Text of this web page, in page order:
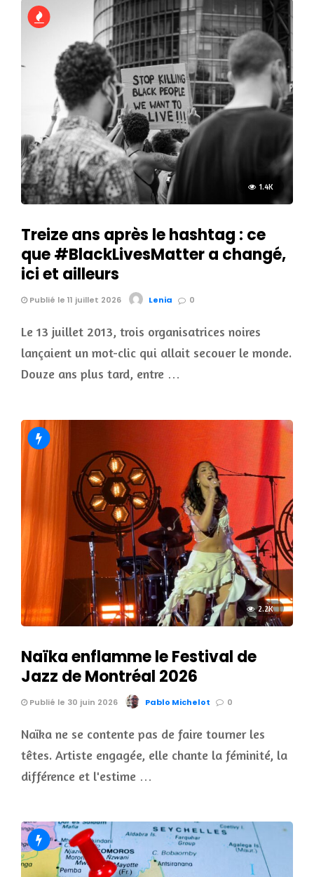
1.4K
Treize ans après le hashtag : ce
que #BlackLivesMatter a changé,
ici et ailleurs
Publié le 11 juillet 2026 Lenia 0
Le 13 juillet 2013, trois organisatrices noires
lançaient un mot-clic qui allait secouer le monde.
Douze ans plus tard, entre …
2.2K
Naïka enflamme le Festival de
Jazz de Montréal 2026
Publié le 30 juin 2026 Pablo Michelot 0
Naïka ne se contente pas de faire tourner les
têtes. Artiste engagée, elle chante la féminité, la
différence et l'estime …